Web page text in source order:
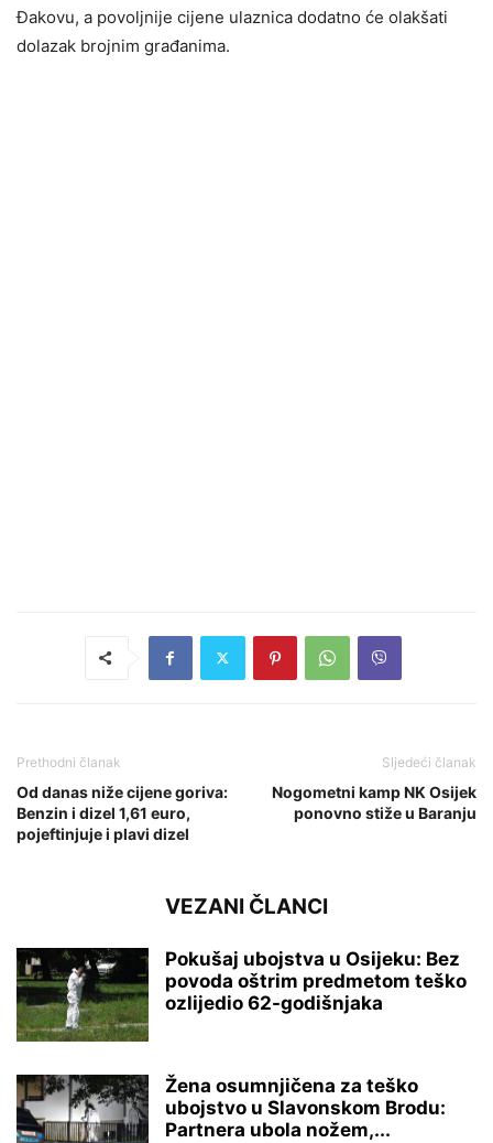
Đakovu, a povoljnije cijene ulaznica dodatno će olakšati
dolazak brojnim građanima.
Prethodni članak
Od danas niže cijene goriva:
Benzin i dizel 1,61 euro,
pojeftinjuje i plavi dizel
Sljedeći članak
Nogometni kamp NK Osijek
ponovno stiže u Baranju
VEZANI ČLANCI
Pokušaj ubojstva u Osijeku: Bez
povoda oštrim predmetom teško
ozlijedio 62-godišnjaka
Žena osumnjičena za teško
ubojstvo u Slavonskom Brodu:
Partnera ubola nožem,...